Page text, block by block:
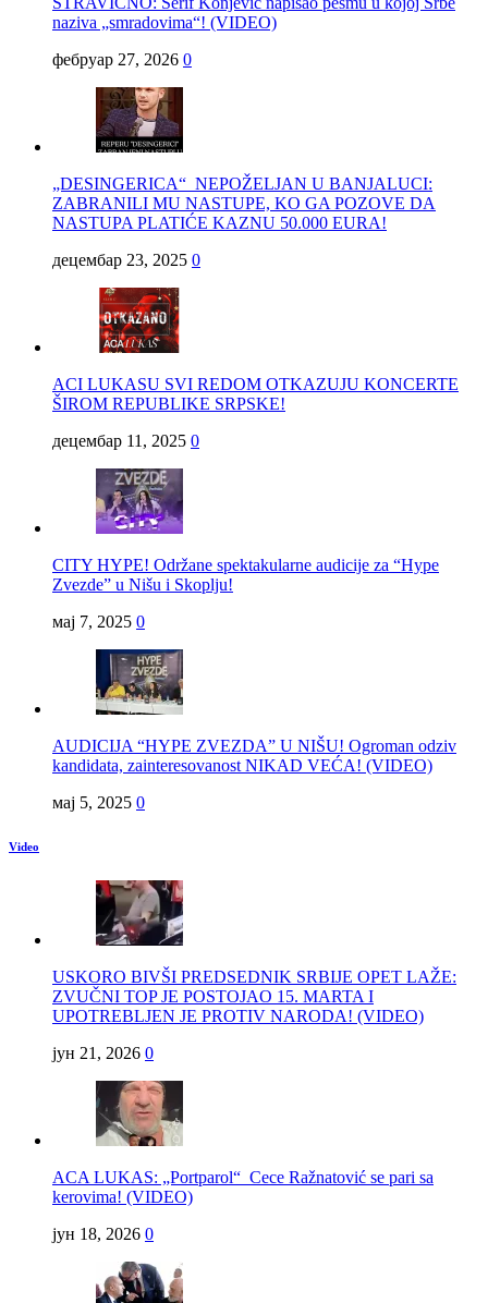
naziva „smradovima“! (VIDEO)
фебруар 27, 2026 0
„DESINGERICA“ NEPOŽELJAN U BANJALUCI:
ZABRANILI MU NASTUPE, KO GA POZOVE DA
NASTUPA PLATIĆE KAZNU 50.000 EURA!
децембар 23, 2025 0
ACI LUKASU SVI REDOM OTKAZUJU KONCERTE
ŠIROM REPUBLIKE SRPSKE!
децембар 11, 2025 0
CITY HYPE! Održane spektakularne audicije za “Hype
Zvezde” u Nišu i Skoplju!
мај 7, 2025 0
AUDICIJA “HYPE ZVEZDA” U NIŠU! Ogroman odziv
kandidata, zainteresovanost NIKAD VEĆA! (VIDEO)
мај 5, 2025 0
Video
USKORO BIVŠI PREDSEDNIK SRBIJE OPET LAŽE:
ZVUČNI TOP JE POSTOJAO 15. MARTA I
UPOTREBLJEN JE PROTIV NARODA! (VIDEO)
јун 21, 2026 0
ACA LUKAS: „Portparol“ Cece Ražnatović se pari sa
kerovima! (VIDEO)
јун 18, 2026 0